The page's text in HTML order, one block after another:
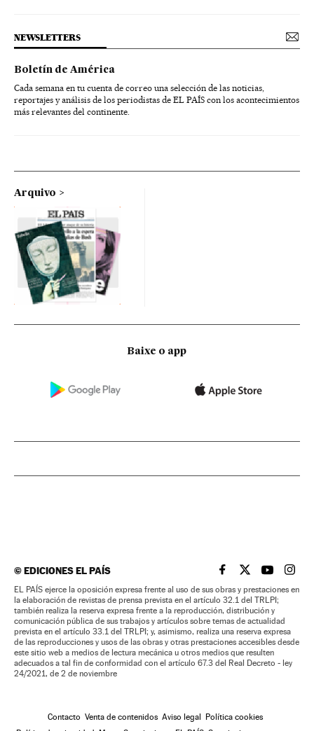
NEWSLETTERS
Boletín de América
Cada semana en tu cuenta de correo una selección de las noticias,
reportajes y análisis de los periodistas de EL PAÍS con los acontecimientos
más relevantes del continente.
Arquivo
Baixe o app
©EDICIONES EL PAÍS EL PAÍS BRASIL EN
EL PAÍSEL PAÍS
EL
EL PAÍS ejerce la oposición expresa frente al uso de sus obras y prestaciones en
la elaboración de revistas de prensa prevista en el artículo 32.1 del TRLPI;
también realiza la reserva expresa frente a la reproducción, distribución y
comunicación pública de sus trabajos y artículos sobre temas de actualidad
prevista en el artículo 33.1 del TRLPI; y, asimismo, realiza una reserva expresa
de las reproducciones y usos de las obras y otras prestaciones accesibles desde
este sitio web a medios de lectura mecánica u otros medios que resulten
adecuados a tal fin de conformidad con el artículo 67.3 del Real Decreto - ley
24/2021, de 2 de noviembre
Contacto Venta de contenidos Aviso legal
Política cookies